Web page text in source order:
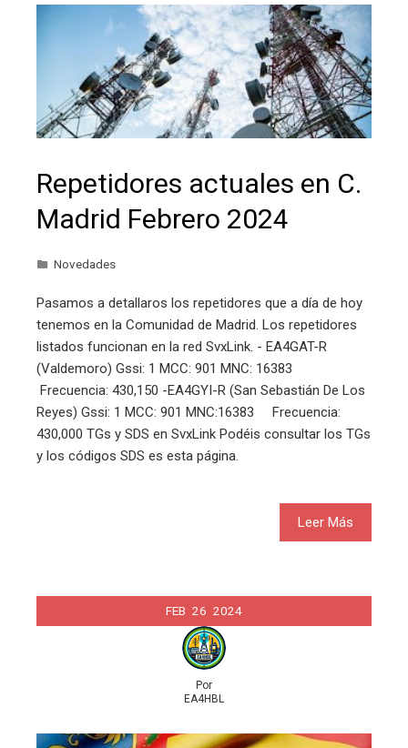
Repetidores actuales en C.
Madrid Febrero 2024
Novedades
Pasamos a detallaros los repetidores que a día de hoy
tenemos en la Comunidad de Madrid. Los repetidores
listados funcionan en la red SvxLink. - EA4GAT-R
(Valdemoro) Gssi: 1 MCC: 901 MNC: 16383
Frecuencia: 430,150 -EA4GYI-R (San Sebastián De Los
Reyes) Gssi: 1 MCC: 901 MNC:16383 Frecuencia:
430,000 TGs y SDS en SvxLink Podéis consultar los TGs
y los códigos SDS es esta página.
Leer Más
FEB 26 2024
Por
EA4HBL